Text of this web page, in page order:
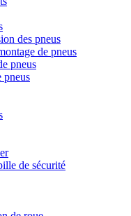
des pneus
de pneus
pneus
pneus
de sécurité